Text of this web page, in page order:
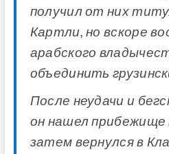
получил от них
Картли, но вскоре
арабского
объединить
После неудачи и
он нашел прибежище
затем вернулся в